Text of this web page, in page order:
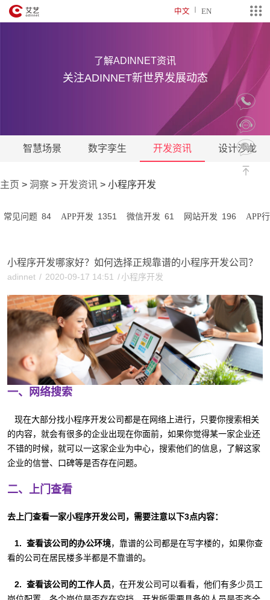
中文 EN
了解ADINNET资讯
关注ADINNET新世界发展动态
智慧场景 数字孪生 开发资讯 设计沙龙
主页 > 洞察 > 开发资讯 > 小程序开发
常见问题 84 APP开发 1351 微信开发 61 网站开发 196 APP
小程序开发哪家好？如何选择正规靠谱的小程序开发公司？
adinnet / 2020-09-17 14:51 /小程序开发
一、网络搜索
现在大部分找小程序开发公司都是在网络上进行，只要你搜索相关
的内容，就会有很多的企业出现在你面前，如果你觉得某一家企业还
不错的时候，就可以一这家企业为中心，搜索他们的信息，了解这家
企业的信誉、口碑等是否存在问题。
二、上门查看
去上门查看一家小程序开发公司，需要注意以下3点内容：
1. 查看该公司的办公环境，靠谱的公司都是在写字楼的，如果你查
看的公司在居民楼多半都是不靠谱的。
2. 查看该公司的工作人员，在开发公司可以看看，他们有多少员工